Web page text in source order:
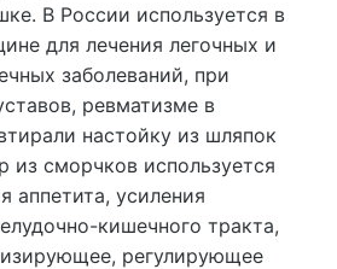
В России используется в
для лечения легочных и
заболеваний, при
ревматизме в
настойку из шляпок
из сморчков используется
аппетита, усиления
кишечного тракта,
регулирующее